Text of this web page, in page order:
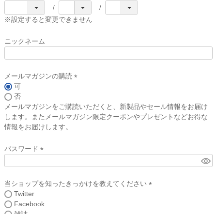
(
必
※設定すると変更できません
ニックネーム
メールマガジンの購読
須
)
可
否
メールマガジンをご購読いただくと、新製品やセール情報をお届け
します。またメールマガジン限定クーポンやプレゼントなどお得な
情報をお届けします。
パスワード
須
当ショップを知ったきっかけを教えてください
Twitter
Facebook